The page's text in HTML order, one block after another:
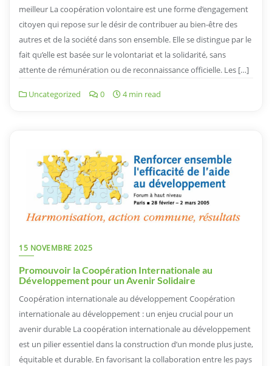
meilleur La coopération volontaire est une forme d’engagement
citoyen qui repose sur le désir de contribuer au bien-être des
autres et de la société dans son ensemble. Elle se distingue par le
fait qu’elle est basée sur le volontariat et la solidarité, sans
attente de rémunération ou de reconnaissance officielle. Les […]
Uncategorized 0 4 min read
15 NOVEMBRE 2025
Promouvoir la Coopération Internationale au
Développement pour un Avenir Solidaire
Coopération internationale au développement Coopération
internationale au développement : un enjeu crucial pour un
avenir durable La coopération internationale au développement
est un pilier essentiel dans la construction d’un monde plus juste,
équitable et durable. En favorisant la collaboration entre les pays